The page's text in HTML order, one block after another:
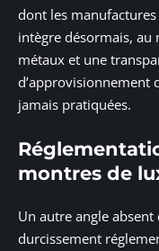
dont les
intègre désormais, au
métaux et une
d’approvisionnement
jamais pratiquées.
montres de
Un autre angle
durcissement